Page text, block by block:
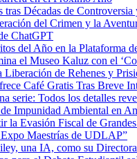
Décadas de
del Crimen y la
ChatGPT
del Año en la Plataforma
el Museo Kaluz con el
de Rehenes y
Café Gratis Tras Breve
serie: Todos los detalles
Impunidad Ambiental en
Evasión Fiscal de Grandes
Maestrías de UDLAP”
una IA, como su